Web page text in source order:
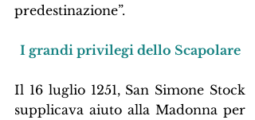
predestinazione”.
I grandi privilegi dello Scapolare
Il 16 luglio 1251, San Simone Stock
supplicava aiuto alla Madonna per